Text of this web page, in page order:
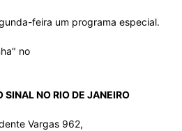
feira um programa especial.
no
SINAL NO RIO DE JANEIRO
Vargas 962,